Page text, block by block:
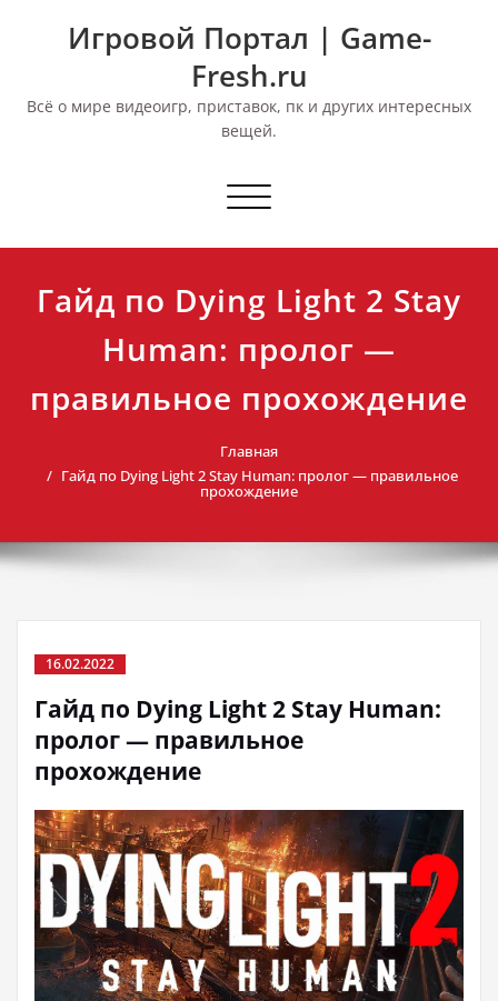
Игровой Портал | Game-
Fresh.ru
Всё о мире видеоигр, приставок, пк и других интересных
вещей.
Переключить
Гайд по Dying Light 2 Stay
Human: пролог —
правильное прохождение
Главная
Гайд по Dying Light 2 Stay Human: пролог — правильное
прохождение
16.02.2022
Гайд по Dying Light 2 Stay Human:
пролог — правильное
прохождение